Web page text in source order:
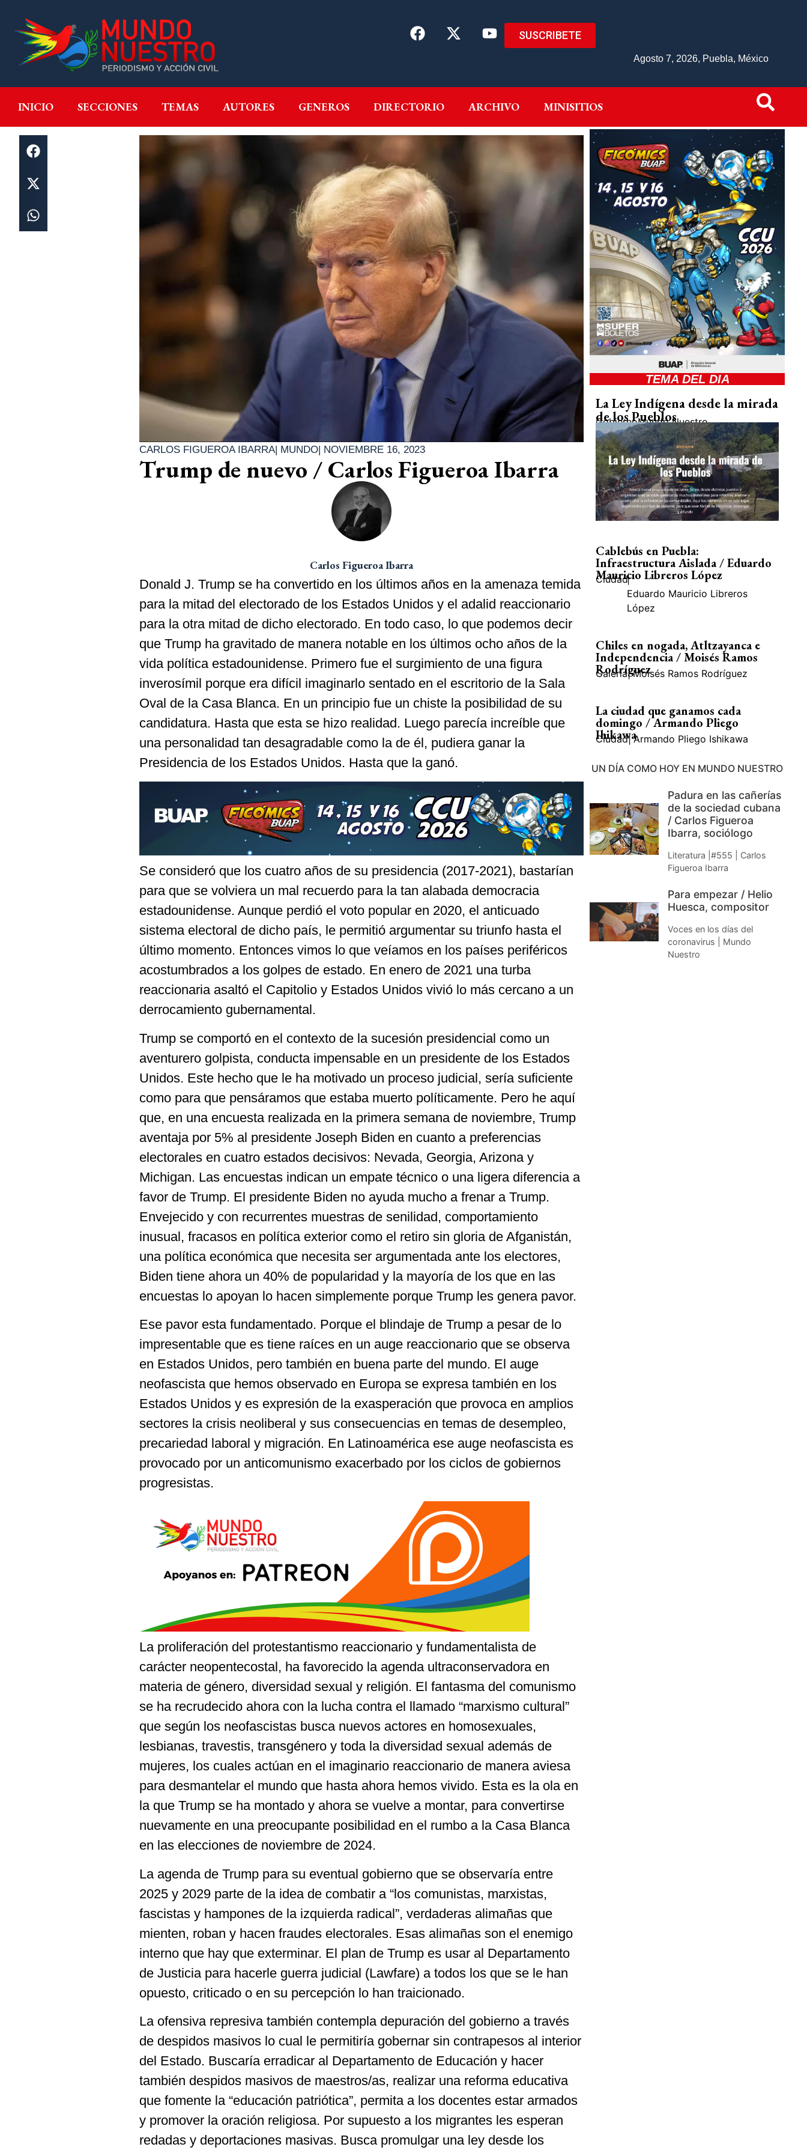
SUSCRIBETE
Agosto 7, 2026, Puebla, México
INICIO SECCIONES TEMAS AUTORES GENEROS DIRECTORIO ARCHIVO MINISITIOS
INICIO SECCIONES GENEROS DIRECTORIO ARCHIVO MINISITIOS
CARLOS FIGUEROA IBARRA| MUNDO NOVIEMBRE 16, 2023
Trump de nuevo / Carlos Figueroa Ibarra
Carlos Figueroa Ibarra
Donald J. Trump se ha convertido en los últimos años en la amenaza temida
para la mitad del electorado de los Estados Unidos y el adalid reaccionario
para la otra mitad de dicho electorado. En todo caso, lo que podemos decir
que Trump ha gravitado de manera notable en los últimos ocho años de la
vida política estadounidense. Primero fue el surgimiento de una figura
inverosímil porque era difícil imaginarlo sentado en el escritorio de la Sala
Oval de la Casa Blanca. En un principio fue un chiste la posibilidad de su
candidatura. Hasta que esta se hizo realidad. Luego parecía increíble que
una personalidad tan desagradable como la de él, pudiera ganar la
Presidencia de los Estados Unidos. Hasta que la ganó.
Se consideró que los cuatro años de su presidencia (2017-2021), bastarían
para que se volviera un mal recuerdo para la tan alabada democracia
estadounidense. Aunque perdió el voto popular en 2020, el anticuado
sistema electoral de dicho país, le permitió argumentar su triunfo hasta el
último momento. Entonces vimos lo que veíamos en los países periféricos
acostumbrados a los golpes de estado. En enero de 2021 una turba
reaccionaria asaltó el Capitolio y Estados Unidos vivió lo más cercano a un
derrocamiento gubernamental.
Trump se comportó en el contexto de la sucesión presidencial como un
aventurero golpista, conducta impensable en un presidente de los Estados
Unidos. Este hecho que le ha motivado un proceso judicial, sería suficiente
como para que pensáramos que estaba muerto políticamente. Pero he aquí
que, en una encuesta realizada en la primera semana de noviembre, Trump
aventaja por 5% al presidente Joseph Biden en cuanto a preferencias
electorales en cuatro estados decisivos: Nevada, Georgia, Arizona y
Michigan. Las encuestas indican un empate técnico o una ligera diferencia a
favor de Trump. El presidente Biden no ayuda mucho a frenar a Trump.
Envejecido y con recurrentes muestras de senilidad, comportamiento
inusual, fracasos en política exterior como el retiro sin gloria de Afganistán,
una política económica que necesita ser argumentada ante los electores,
Biden tiene ahora un 40% de popularidad y la mayoría de los que en las
encuestas lo apoyan lo hacen simplemente porque Trump les genera pavor.
Ese pavor esta fundamentado. Porque el blindaje de Trump a pesar de lo
impresentable que es tiene raíces en un auge reaccionario que se observa
en Estados Unidos, pero también en buena parte del mundo. El auge
neofascista que hemos observado en Europa se expresa también en los
Estados Unidos y es expresión de la exasperación que provoca en amplios
sectores la crisis neoliberal y sus consecuencias en temas de desempleo,
precariedad laboral y migración. En Latinoamérica ese auge neofascista es
provocado por un anticomunismo exacerbado por los ciclos de gobiernos
progresistas.
La proliferación del protestantismo reaccionario y fundamentalista de
carácter neopentecostal, ha favorecido la agenda ultraconservadora en
materia de género, diversidad sexual y religión. El fantasma del comunismo
se ha recrudecido ahora con la lucha contra el llamado “marxismo cultural”
que según los neofascistas busca nuevos actores en homosexuales,
lesbianas, travestis, transgénero y toda la diversidad sexual además de
mujeres, los cuales actúan en el imaginario reaccionario de manera aviesa
para desmantelar el mundo que hasta ahora hemos vivido. Esta es la ola en
la que Trump se ha montado y ahora se vuelve a montar, para convertirse
nuevamente en una preocupante posibilidad en el rumbo a la Casa Blanca
en las elecciones de noviembre de 2024.
La agenda de Trump para su eventual gobierno que se observaría entre
2025 y 2029 parte de la idea de combatir a “los comunistas, marxistas,
fascistas y hampones de la izquierda radical”, verdaderas alimañas que
mienten, roban y hacen fraudes electorales. Esas alimañas son el enemigo
interno que hay que exterminar. El plan de Trump es usar al Departamento
de Justicia para hacerle guerra judicial (Lawfare) a todos los que se le han
opuesto, criticado o en su percepción lo han traicionado.
La ofensiva represiva también contempla depuración del gobierno a través
de despidos masivos lo cual le permitiría gobernar sin contrapesos al interior
del Estado. Buscaría erradicar al Departamento de Educación y hacer
también despidos masivos de maestros/as, realizar una reforma educativa
que fomente la “educación patriótica”, permita a los docentes estar armados
y promover la oración religiosa. Por supuesto a los migrantes les esperan
redadas y deportaciones masivas. Busca promulgar una ley desde los
TEMA DEL DIA
La Ley Indígena desde la mirada
de los Pueblos
GobiernoMundo Nuestro
Cablebús en Puebla:
Infraestructura Aislada / Eduardo
Mauricio Libreros López
Ciudad|
Eduardo Mauricio Libreros
López
Chiles en nogada, Atltzayanca e
Independencia / Moisés Ramos
Rodríguez
Galería| Moisés Ramos Rodríguez
La ciudad que ganamos cada
domingo / Armando Pliego
Ihikawa
Ciudad| Armando Pliego Ishikawa
UN DÍA COMO HOY EN MUNDO NUESTRO
Padura en las cañerías
de la sociedad cubana
/ Carlos Figueroa
Ibarra, sociólogo
Literatura |#555 | Carlos
Figueroa Ibarra
Para empezar / Helio
Huesca, compositor
Voces en los días del
coronavirus | Mundo
Nuestro